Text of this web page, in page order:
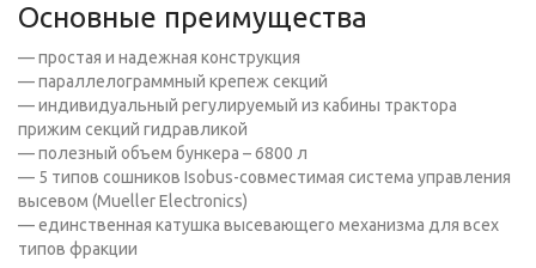
Основные преимущества
— простая и надежная конструкция
— параллелограммный крепеж секций
— индивидуальный регулируемый из кабины трактора
прижим секций гидравликой
— полезный объем бункера – 6800 л
— 5 типов сошников Isobus-совместимая система управления
высевом (Mueller Electronics)
— единственная катушка высевающего механизма для всех
типов фракции